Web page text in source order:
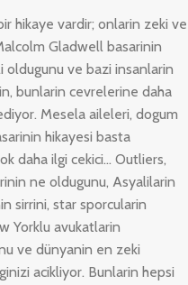
hikaye vardir; onlarin zeki ve
Gladwell basarinin
oldugunu ve bazi insanlarin
bunlarin cevrelerine daha
Mesela aileleri, dogum
hikayesi basta
daha ilgi cekici… Outliers,
ne oldugunu, Asyalilarin
sirrini, star sporcularin
Yorklu avukatlarin
ve dünyanin en zeki
acikliyor. Bunlarin hepsi